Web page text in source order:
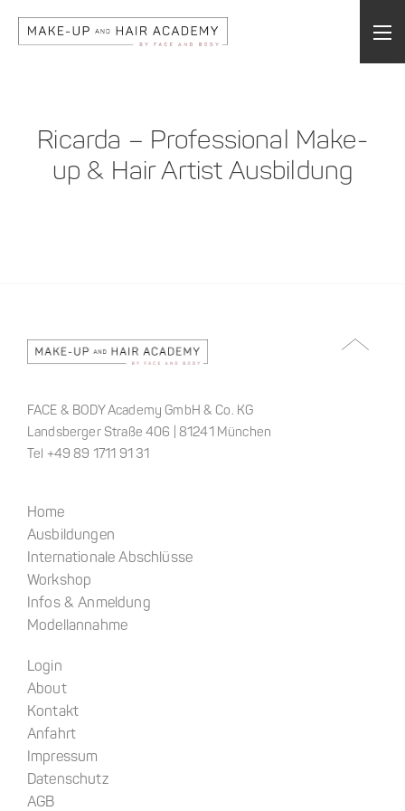
Ricarda – Professional Make-
up & Hair Artist Ausbildung
FACE & BODY Academy GmbH & Co. KG
Landsberger Straße 406 | 81241 München
Tel +49 89 1711 91 31
Home
Ausbildungen
Internationale Abschlüsse
Workshop
Infos & Anmeldung
Modellannahme
Login
About
Kontakt
Anfahrt
Impressum
Datenschutz
AGB